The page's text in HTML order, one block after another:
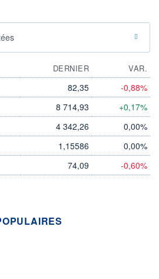
DERNIER
VAR.
82,35 -0,88%
8 714,93 +0,17%
4 342,26 0,00%
1,15586 0,00%
74,09 -0,60%